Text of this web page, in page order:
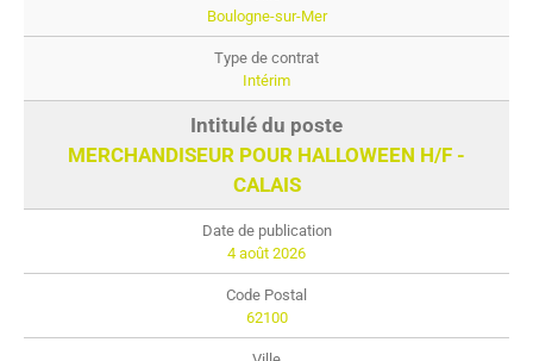
Boulogne-sur-Mer
Intérim
MERCHANDISEUR POUR HALLOWEEN H/F -
CALAIS
4 août 2026
62100